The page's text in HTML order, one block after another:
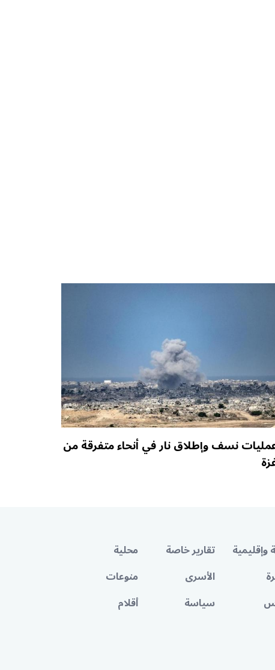
نسف وإطلاق نار في أنحاء متفرقة من
وإقليمية تقارير خاصة
محلية
الأسرى
منوعات
سياسة
أقلام